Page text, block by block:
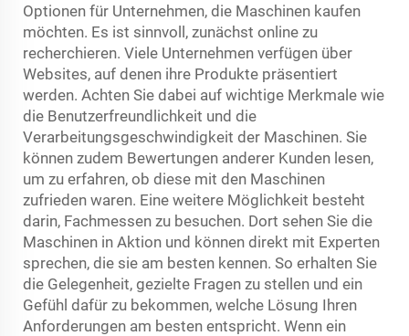
Optionen für Unternehmen, die Maschinen kaufen
möchten. Es ist sinnvoll, zunächst online zu
recherchieren. Viele Unternehmen verfügen über
Websites, auf denen ihre Produkte präsentiert
werden. Achten Sie dabei auf wichtige Merkmale wie
die Benutzerfreundlichkeit und die
Verarbeitungsgeschwindigkeit der Maschinen. Sie
können zudem Bewertungen anderer Kunden lesen,
um zu erfahren, ob diese mit den Maschinen
zufrieden waren. Eine weitere Möglichkeit besteht
darin, Fachmessen zu besuchen. Dort sehen Sie die
Maschinen in Aktion und können direkt mit Experten
sprechen, die sie am besten kennen. So erhalten Sie
die Gelegenheit, gezielte Fragen zu stellen und ein
Gefühl dafür zu bekommen, welche Lösung Ihren
Anforderungen am besten entspricht. Wenn ein